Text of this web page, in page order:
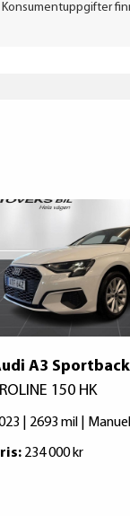
A3 Sportback
150 HK
| 2693 mil |
234 000 kr